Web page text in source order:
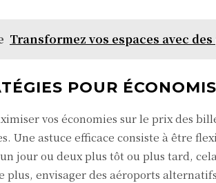
Transformez vos espaces avec
POUR
vos économies sur le prix des
Une astuce efficace consiste à être
jour ou deux plus tôt ou plus tard,
plus, envisager des aéroports